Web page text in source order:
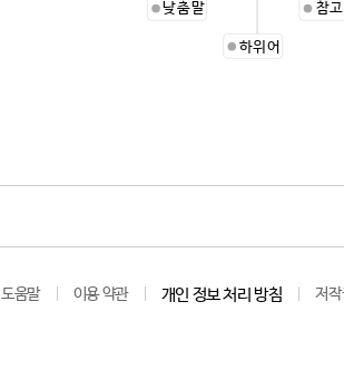
참
하위어
낮춤말
도움말 이용 약관 개인 정보 처리 방침 저